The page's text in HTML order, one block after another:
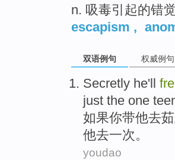
n. 吸毒引起的错
escapism ,
双语例句 权威例句
Secretly he'll
just the one
如果你带他去茹
他去一次。
youdao